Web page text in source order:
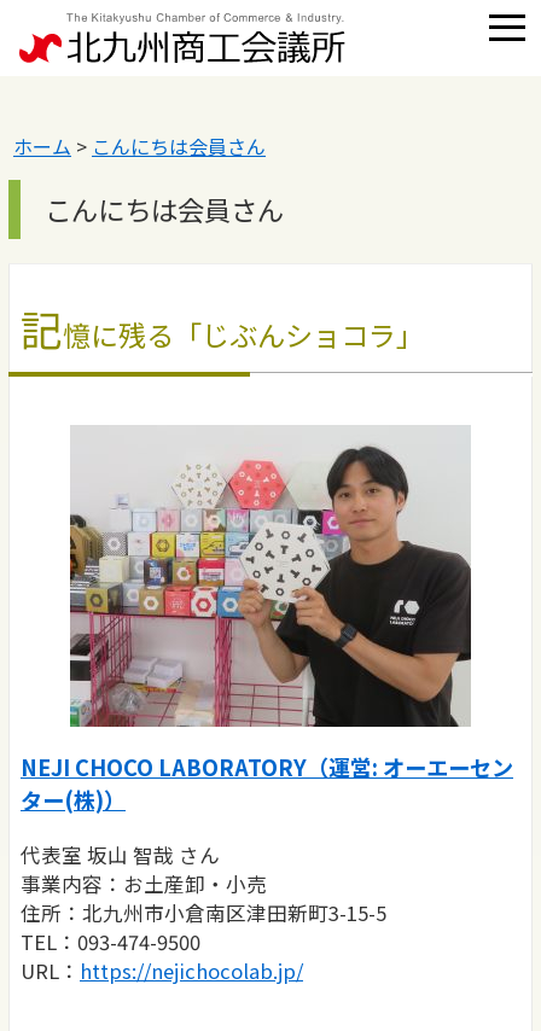
ホーム > こんにちは会員さん
こんにちは会員さん
記憶に残る「じぶんショコラ」
NEJI CHOCO LABORATORY（運営: オーエーセン
ター(株)）
代表室 坂山 智哉 さん
事業内容：お土産卸・小売
住所：北九州市小倉南区津田新町3-15-5
TEL：093-474-9500
URL： https://nejichocolab.jp/